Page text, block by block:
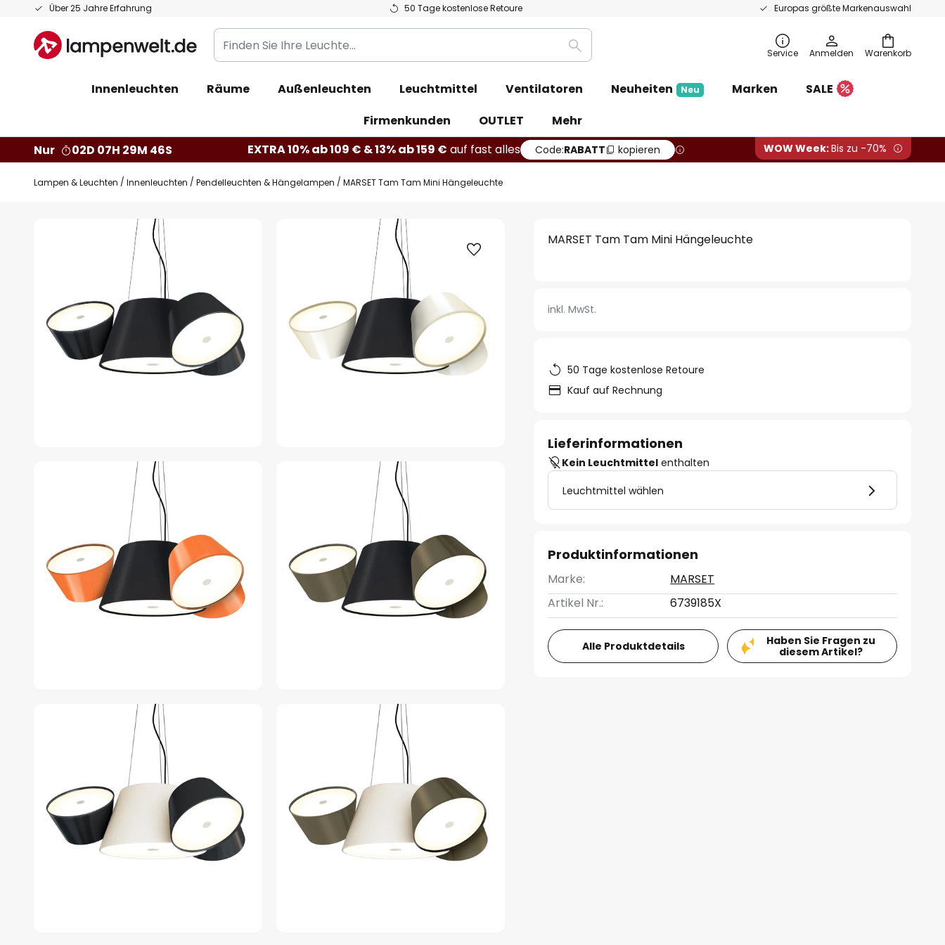
Über 25 Jahre Erfahrung 50 Tage kostenlose Retoure Europas größte Markenauswahl
Zum
springen
Warenkorb
Finden
Sie
Leuchte...
Suche Service Anmelden
Innenleuchten Räume Außenleuchten Leuchtmittel Ventilatoren Neuheiten Neu Marken
SALE
Firmenkunden
OUTLET
Mehr
Nur
02D 07H 29M 45S EXTRA 10% ab 109 € & 13% ab 159 € auf fast alles Code:RABATT kopieren WOW Week:Bis zu -70%
Lampen & Leuchten Innenleuchten Pendelleuchten & Hängelampen MARSET Tam Tam Mini Hängeleuchte
MARSET Tam Tam Mini Hängeleuchte
inkl. MwSt.
50 Tage kostenlose Retoure
Kauf auf Rechnung
Lieferinformationen
Kein Leuchtmittel enthalten
Leuchtmittel wählen
Produktinformationen
Marke:
MARSET
Artikel Nr.:
6739185X
Alle Produktdetails
Haben Sie Fragen zu
diesem Artikel?